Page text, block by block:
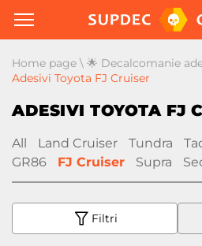
Home page \ 🌟 Decalcomanie
Adesivi Toyota FJ Cruiser
ADESIVI TOYOTA FJ
All Land Cruiser Tundra
GR86
FJ Cruiser Supra
Filtri